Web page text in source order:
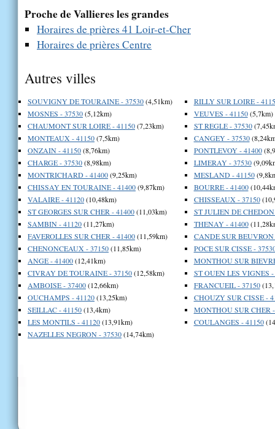
Proche de Vallieres les grandes
Horaires de prières 41 Loir-et-Cher
Horaires de prières Centre
Autres villes
SOUVIGNY DE TOURAINE - 37530(4,51km)
MOSNES - 37530(5,12km)
CHAUMONT SUR LOIRE - 41150(7,23km)
MONTEAUX - 41150(7,5km)
ONZAIN - 41150(8,76km)
CHARGE - 37530(8,98km)
MONTRICHARD - 41400(9,25km)
CHISSAY EN TOURAINE - 41400(9,87km)
VALAIRE - 41120(10,48km)
ST GEORGES SUR CHER - 41400(11,03km)
SAMBIN - 41120(11,27km)
FAVEROLLES SUR CHER - 41400(11,59km)
CHENONCEAUX - 37150(11,85km)
ANGE - 41400(12,41km)
CIVRAY DE TOURAINE - 37150(12,58km)
AMBOISE - 37400(12,66km)
OUCHAMPS - 41120(13,25km)
SEILLAC - 41150(13,4km)
LES MONTILS - 41120(13,91km)
NAZELLES NEGRON - 37530(14,74km)
RILLY SUR LOIRE -
VEUVES - 41150(5,7km)
ST REGLE - 37530
CANGEY - 37530
PONTLEVOY - 41400
LIMERAY - 37530
MESLAND - 41150
BOURRE - 41400
CHISSEAUX - 37150
ST JULIEN DE CHEDON
THENAY - 41400
CANDE SUR BEUVRON
POCE SUR CISSE -
MONTHOU SUR
ST OUEN LES VIGNES -
FRANCUEIL - 37150
CHOUZY SUR CISSE -
MONTHOU SUR CHER
COULANGES - 41150